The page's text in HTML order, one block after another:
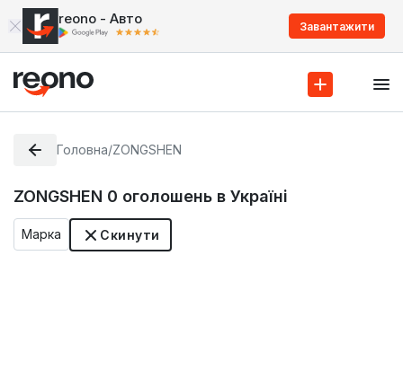
reono - Авто Завантажити
Головна/ZONGSHEN
ZONGSHEN 0 оголошень в Україні
Марка Скинути